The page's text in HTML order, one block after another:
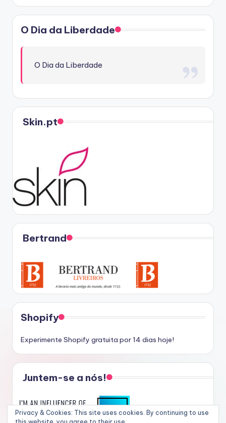
O Dia da Liberdade
O Dia da Liberdade
Skin.pt
Bertrand
Shopify
Experimente Shopify gratuita por 14 dias hoje!
Juntem-se a nós!
Privacy & Cookies: This site uses cookies. By continuing to use